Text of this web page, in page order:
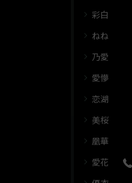
彩白
ねね
乃愛
愛懜
恋湖
美桜
凰華
愛花